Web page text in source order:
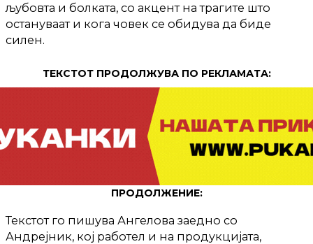
љубовта и болката, со акцент на трагите што
остануваат и кога човек се обидува да биде
силен.
ТЕКСТОТ ПРОДОЛЖУВА ПО РЕКЛАМАТА:
ПРОДОЛЖЕНИЕ:
Текстот го пишува Ангелова заедно со
Андрејник, кој работел и на продукцијата,